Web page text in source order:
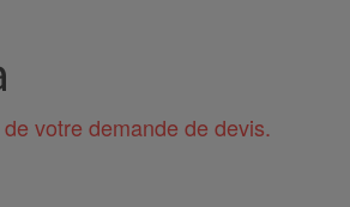
votre demande de devis.